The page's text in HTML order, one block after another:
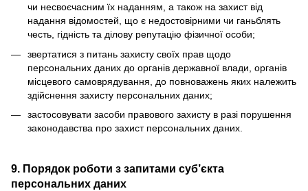
чи несвоєчасним їх наданням, а також на захист від
надання відомостей, що є недостовірними чи ганьблять
честь, гідність та ділову репутацію фізичної особи;
звертатися з питань захисту своїх прав щодо
персональних даних до органів державної влади, органів
місцевого самоврядування, до повноважень яких належить
здійснення захисту персональних даних;
застосовувати засоби правового захисту в разі порушення
законодавства про захист персональних даних.
9. Порядок роботи з запитами суб’єкта
персональних даних